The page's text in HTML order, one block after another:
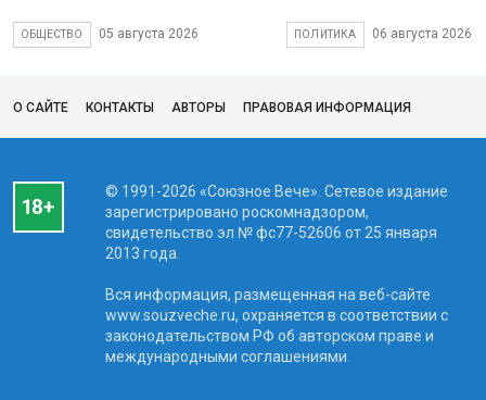
ОБЩЕСТВО 05 августа 2026 ПОЛИТИКА 06 августа 2026
О САЙТЕ КОНТАКТЫ АВТОРЫ ПРАВОВАЯ ИНФОРМАЦИЯ
© 1991-2026 «Союзное Вече». Сетевое издание
зарегистрировано роскомнадзором,
свидетельство эл № фc77-52606 от 25 января
2013 года.
Вся информация, размещенная на веб-сайте
www.souzveche.ru, охраняется в соответствии с
законодательством РФ об авторском праве и
международными соглашениями.